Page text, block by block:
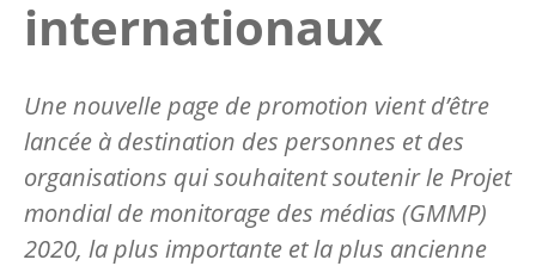
internationaux
Une nouvelle page de promotion vient d’être
lancée à destination des personnes et des
organisations qui souhaitent soutenir le Projet
mondial de monitorage des médias (GMMP)
2020, la plus importante et la plus ancienne